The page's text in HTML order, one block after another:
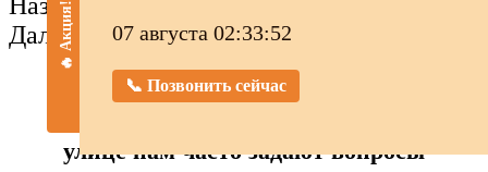
🔥 Акция! 07 августа 02:33:53
📞 Позвонить сейчас
Далее
улице нам часто задают вопросы